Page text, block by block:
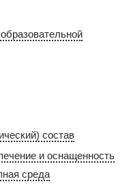
состав
и оснащенность
среда